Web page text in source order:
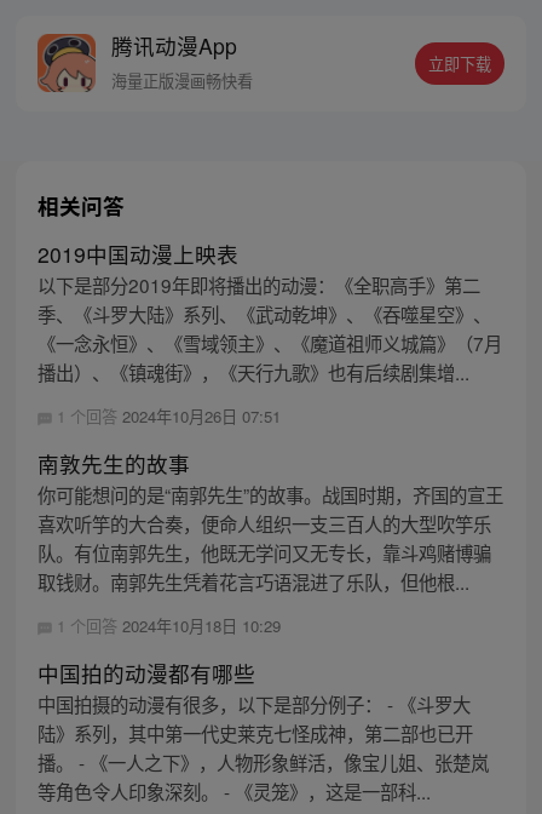
腾讯动漫App
海量正版漫画畅快看
立即下载
相关问答
2019中国动漫上映表
以下是部分2019年即将播出的动漫：《全职高手》第二
季、《斗罗大陆》系列、《武动乾坤》、《吞噬星空》、
《一念永恒》、《雪域领主》、《魔道祖师义城篇》（7月
播出）、《镇魂街》，《天行九歌》也有后续剧集增...
1 个回答 2024年10月26日 07:51
南敦先生的故事
你可能想问的是“南郭先生”的故事。战国时期，齐国的宣王
喜欢听竽的大合奏，便命人组织一支三百人的大型吹竽乐
队。有位南郭先生，他既无学问又无专长，靠斗鸡赌博骗
取钱财。南郭先生凭着花言巧语混进了乐队，但他根...
1 个回答 2024年10月18日 10:29
中国拍的动漫都有哪些
中国拍摄的动漫有很多，以下是部分例子： - 《斗罗大
陆》系列，其中第一代史莱克七怪成神，第二部也已开
播。 - 《一人之下》，人物形象鲜活，像宝儿姐、张楚岚
等角色令人印象深刻。 - 《灵笼》，这是一部科...